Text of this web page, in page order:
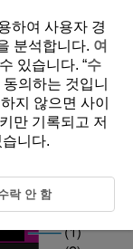
하여 사용자 경
분석합니다. 여
있습니다. “수
의하는 것입니
지 않으면 사이
만 기록되고 저
니다.
락 안 함